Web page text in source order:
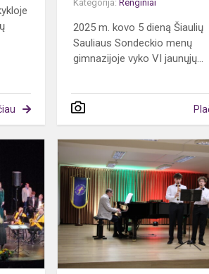
Kategorija:Renginiai
2025 m. kovo 5 dieną Šiaulių
Sauliaus Sondeckio menų
gimnazijoje vyko VI jaunųjų...
gimtadieniu,
Lietuva!